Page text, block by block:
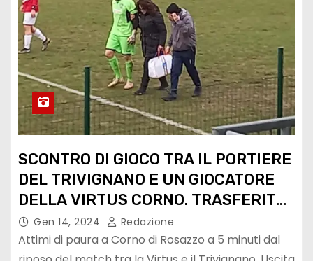
SCONTRO DI GIOCO TRA IL PORTIERE
DEL TRIVIGNANO E UN GIOCATORE
DELLA VIRTUS CORNO. TRASFERITO
IN OSPEDALE PER ACCERTAMENTI
Gen 14, 2024 Redazione
Attimi di paura a Corno di Rosazzo a 5 minuti dal